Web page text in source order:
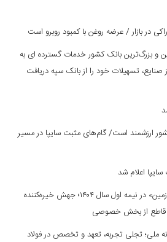
در بازار / عرضه روغن با کمبود روبرو است
و بزرگ‌ترین بانک کشور خدمات گسترده ای به
تسهیلات خود را از بانک سپه دریافت
ارزشمند است/ گام‌های مثبت سایپا در مسیر
اعلام شد
کارنامه درخشان «بانک ایران زمین» در نیمه اول سال ۱۴۰۴؛ جهش خیره‌کننده
قاطع از بخش خصوصی
ملی؛ تجلی تجربه، تعهد و تخصص در فولاد